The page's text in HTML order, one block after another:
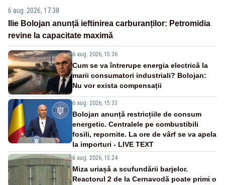
6 aug. 2026, 17:38
Ilie Bolojan anunță ieftinirea carburanților: Petromidia
revine la capacitate maximă
6 aug. 2026, 15:36
Cum se va întrerupe energia electrică la
marii consumatori industriali? Bolojan:
Nu vor exista compensații
6 aug. 2026, 15:33
Bolojan anunță restricțiile de consum
energetic. Centralele pe combustibili
fosili, repornite. La ore de vârf se va apela
la importuri - LIVE TEXT
6 aug. 2026, 15:24
Miza uriașă a scufundării barjelor.
Reactorul 2 de la Cernavodă poate primi o